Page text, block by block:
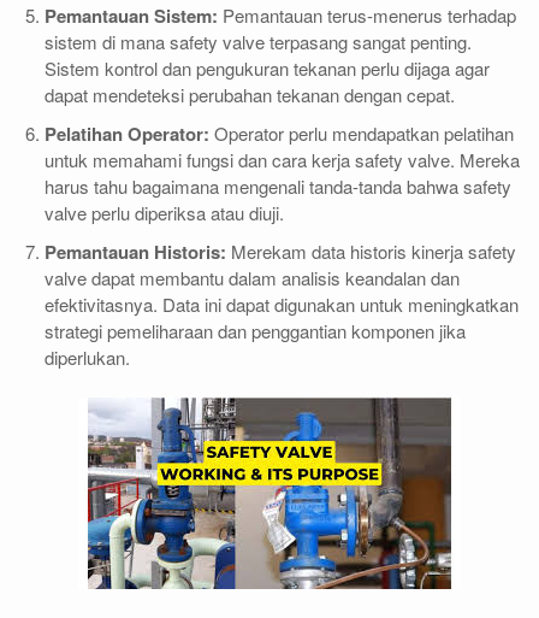
Pemantauan Sistem: Pemantauan terus-menerus terhadap
sistem di mana safety valve terpasang sangat penting.
Sistem kontrol dan pengukuran tekanan perlu dijaga agar
dapat mendeteksi perubahan tekanan dengan cepat.
Pelatihan Operator: Operator perlu mendapatkan pelatihan
untuk memahami fungsi dan cara kerja safety valve. Mereka
harus tahu bagaimana mengenali tanda-tanda bahwa safety
valve perlu diperiksa atau diuji.
Pemantauan Historis: Merekam data historis kinerja safety
valve dapat membantu dalam analisis keandalan dan
efektivitasnya. Data ini dapat digunakan untuk meningkatkan
strategi pemeliharaan dan penggantian komponen jika
diperlukan.